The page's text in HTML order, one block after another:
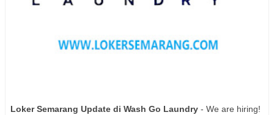
Loker Semarang Update di Wash Go Laundry - We are hiring!